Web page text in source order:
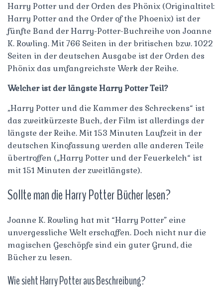
Harry Potter und der Orden des Phönix (Originaltitel:
Harry Potter and the Order of the Phoenix) ist der
fünfte Band der Harry-Potter-Buchreihe von Joanne
K. Rowling. Mit 766 Seiten in der britischen bzw. 1022
Seiten in der deutschen Ausgabe ist der Orden des
Phönix das umfangreichste Werk der Reihe.
Welcher ist der längste Harry Potter Teil?
„Harry Potter und die Kammer des Schreckens“ ist
das zweitkürzeste Buch, der Film ist allerdings der
längste der Reihe. Mit 153 Minuten Laufzeit in der
deutschen Kinofassung werden alle anderen Teile
übertroffen („Harry Potter und der Feuerkelch“ ist
mit 151 Minuten der zweitlängste).
Sollte man die Harry Potter Bücher lesen?
Joanne K. Rowling hat mit “Harry Potter” eine
unvergessliche Welt erschaffen. Doch nicht nur die
magischen Geschöpfe sind ein guter Grund, die
Bücher zu lesen.
Wie sieht Harry Potter aus Beschreibung?